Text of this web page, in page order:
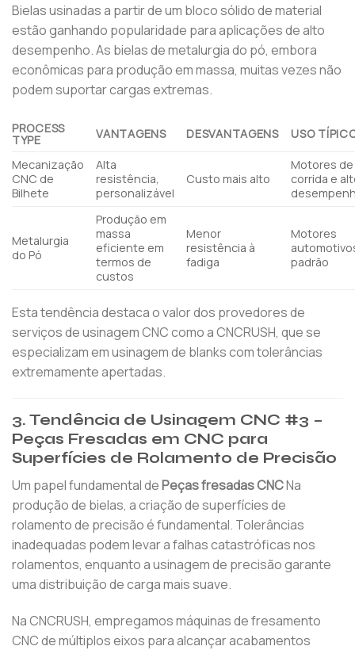
Bielas usinadas a partir de um bloco sólido de material
estão ganhando popularidade para aplicações de alto
desempenho. As bielas de metalurgia do pó, embora
econômicas para produção em massa, muitas vezes não
podem suportar cargas extremas.
PROCESS
TYPE VANTAGENS DESVANTAGENS USO
Mecanização
CNC de
Bilhete
Alta
resistência,
personalizável
Custo mais alto
Motores de
corrida e
Metalurgia
do Pó
Produção em
massa
eficiente em
termos de
custos
Menor
resistência à
fadiga
Motores
padrão
Esta tendência destaca o valor dos provedores de
serviços de usinagem CNC como a CNCRUSH, que se
especializam em usinagem de blanks com tolerâncias
extremamente apertadas.
3. Tendência de Usinagem CNC #3 –
Peças Fresadas em CNC para
Superfícies de Rolamento de Precisão
Um papel fundamental dePeças fresadas CNCNa
produção de bielas, a criação de superfícies de
rolamento de precisão é fundamental. Tolerâncias
inadequadas podem levar a falhas catastróficas nos
rolamentos, enquanto a usinagem de precisão garante
uma distribuição de carga mais suave.
Na CNCRUSH, empregamos máquinas de fresamento
CNC de múltiplos eixos para alcançar acabamentos